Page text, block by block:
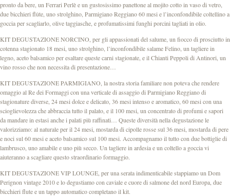
pronto da bere, un Ferrari Perlè e un gustosissimo panettone al mojito cotto in vaso di vetro,
due bicchieri flûte, uno strolghino, Parmigiano Reggiano 60 mesi e l’inconfondibile coltellino a
goccia per scagliarlo, olive taggiasche, e profumatissimi funghi porcini tagliati in olio.
KIT DEGUSTAZIONE NORCINO, per gli appassionati del salume, un fiocco di prosciutto in
cotenna stagionato 18 mesi, uno strolghino, l’inconfondibile salame Felino, un tagliere in
legno, aceto balsamico per esaltare queste carni stagionate, e il Chianti Peppoli di Antinori, un
vino rosso che non necessita di presentazione…
KIT DEGUSTAZIONE PARMIGIANO, la nostra storia familiare non poteva che rendere
omaggio al Re dei Formaggi con una verticale di assaggio di Parmigiano Reggiano di
stagionature diverse, 24 mesi dolce e delicato, 36 mesi intenso e aromatico, 60 mesi con una
scioglievolezza che abbraccia tutto il palato, e il 100 mesi, un concentrato di profumi e sapori
da mandare in estasi anche i palati più raffinati… Queste diversità nella degustazione le
valorizziamo: al naturale per il 24 mesi, mostarda di cipolle rosse sul 36 mesi, mostarda di pere
e noci sul 60 mesi e aceto balsamico sul 100 mesi. Accompagnamo il tutto con due bottiglie di
lambrusco, uno amabile e uno più secco. Un tagliere in ardesia e un coltello a goccia vi
aiuteranno a scagliare questo straordinario formaggio.
KIT DEGUSTAZIONE VIP LOUNGE, per una serata indimenticabile stappiamo un Dom
Perignon vintage 2010 e lo degustiamo con caviale e cuore di salmone del nord Europa, due
bicchieri flute e un tappo automatico completano il kit.